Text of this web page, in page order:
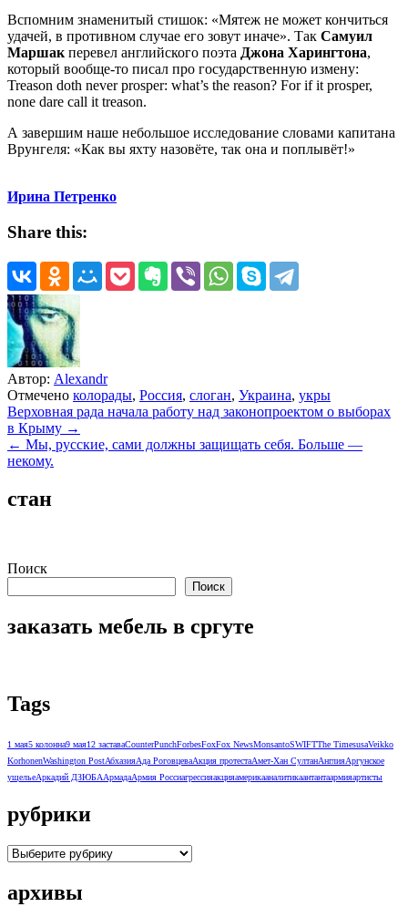
Вспомним знаменитый стишок: «Мятеж не может кончиться
удачей, в противном случае его зовут иначе». Так Самуил
Маршак перевел английского поэта Джона Харингтона,
который вообще-то писал про государственную измену:
Treason doth never prosper: what’s the reason? For if it prosper,
none dare call it treason.
А завершим наше небольшое исследование словами капитана
Врунгеля: «Как вы яхту назовёте, так она и поплывёт!»
Ирина Петренко
Share this:
Автор: Alexandr
Отмечено колорады, Россия, слоган, Украина, укры
Навигация
по
записям
Верховная рада начала работу над законопроектом о выборах
в Крыму →
← Мы, русские, сами должны защищать себя. Больше —
некому.
стан
Поиск
Поиск
заказать мебель в сргуте
Tags
1 мая5 колонна9 мая12 заставаCounterPunchForbesFoxFox NewsMonsantoSWIFTThe TimesusaVeikko
KorhonenWashington PostАбхазияАда РоговцеваАкция протестаАмет-Хан СултанАнглияАргунское
ущельеАркадий ДЗЮБААрмадаАрмия Россиагрессияакцияамерикааналитикаантантаармияартисты
рубрики
рубрики
архивы